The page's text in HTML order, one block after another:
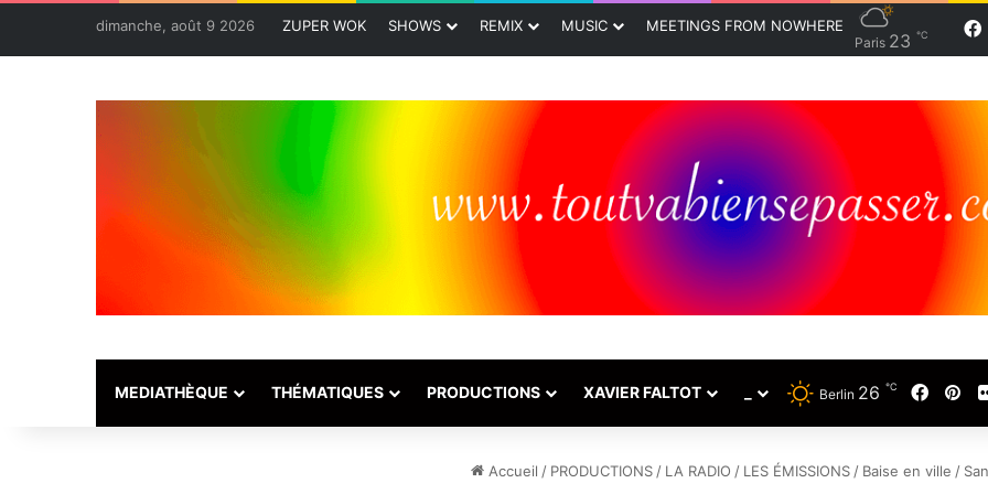
dimanche, août 9 2026 ZUPER WOK SHOWS REMIX MUSIC MEETINGS FROM NOWHERE
Paris 23 ℃
MEDIATHÈQUE THÉMATIQUES PRODUCTIONS XAVIER FALTOT Berlin 26 ℃
Accueil / PRODUCTIONS / LA RADIO / LES ÉMISSIONS / Baise en ville /